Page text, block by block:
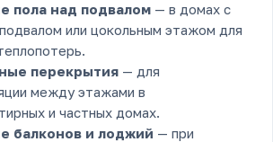
пола над подвалом — в домах с
или цокольным этажом для
перекрытия — для
между этажами в
и частных домах.
балконов и лоджий — при